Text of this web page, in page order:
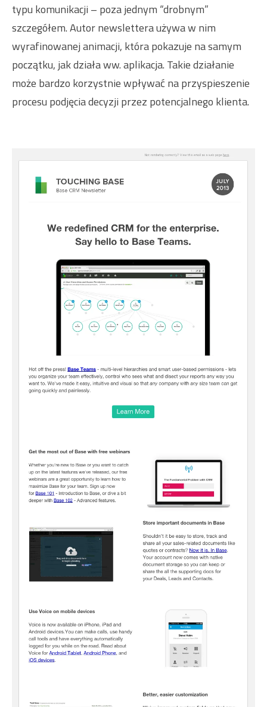
typu komunikacji – poza jednym “drobnym”
szczegółem. Autor newslettera używa w nim
wyrafinowanej animacji, która pokazuje na samym
początku, jak działa ww. aplikacja. Takie działanie
może bardzo korzystnie wpływać na przyspieszenie
procesu podjęcia decyzji przez potencjalnego klienta.